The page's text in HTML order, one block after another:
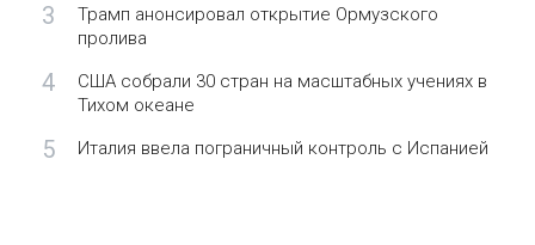
3
Трамп анонсировал открытие Ормузского
пролива
4
США собрали 30 стран на масштабных учениях в
Тихом океане
5 Италия ввела пограничный контроль с Испанией